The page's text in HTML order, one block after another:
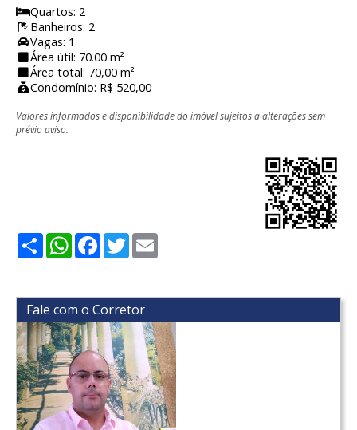
Quartos: 2
Banheiros: 2
Vagas: 1
Área útil: 70.00 m²
Área total: 70,00 m²
Condomínio: R$ 520,00
Valores informados e disponibilidade do imóvel sujeitos a alterações sem
prévio aviso.
ShareWhatsApp
Facebook
Twitter
Fale com o Corretor